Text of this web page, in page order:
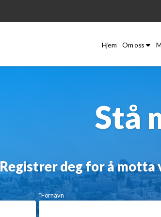
Hjem Om oss
Stå
Registrer deg for å motta
*Fornavn